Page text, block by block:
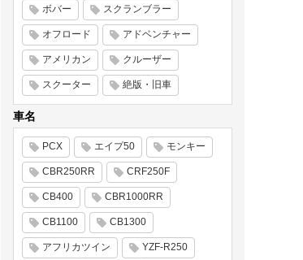
ボバー スクランブラー
オフロード アドベンチャー
アメリカン クルーザー
スクーター 絶版・旧車
車名
PCX エイプ50 モンキー
CBR250RR CRF250F
CB400 CBR1000RR
CB1100 CB1300
アフリカツイン YZF-R250